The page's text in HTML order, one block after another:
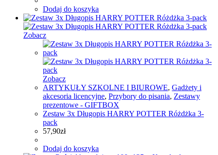
Dodaj do koszyka
Zobacz
Zobacz
ARTYKUŁY SZKOLNE I BIUROWE, Gadżety i
akcesoria licencyjne, Przybory do pisania, Zestawy
prezentowe - GIFTBOX
Zestaw 3x Długopis HARRY POTTER Różdżka 3-
pack
57,90zł
Dodaj do koszyka